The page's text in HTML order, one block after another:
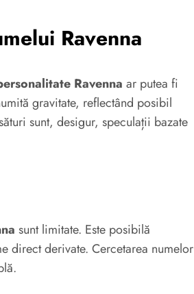
Ravenna
Ravenna ar putea fi
gravitate, reflectând posibil
sunt, desigur, speculații bazate
sunt limitate. Este posibilă
direct derivate. Cercetarea numelor